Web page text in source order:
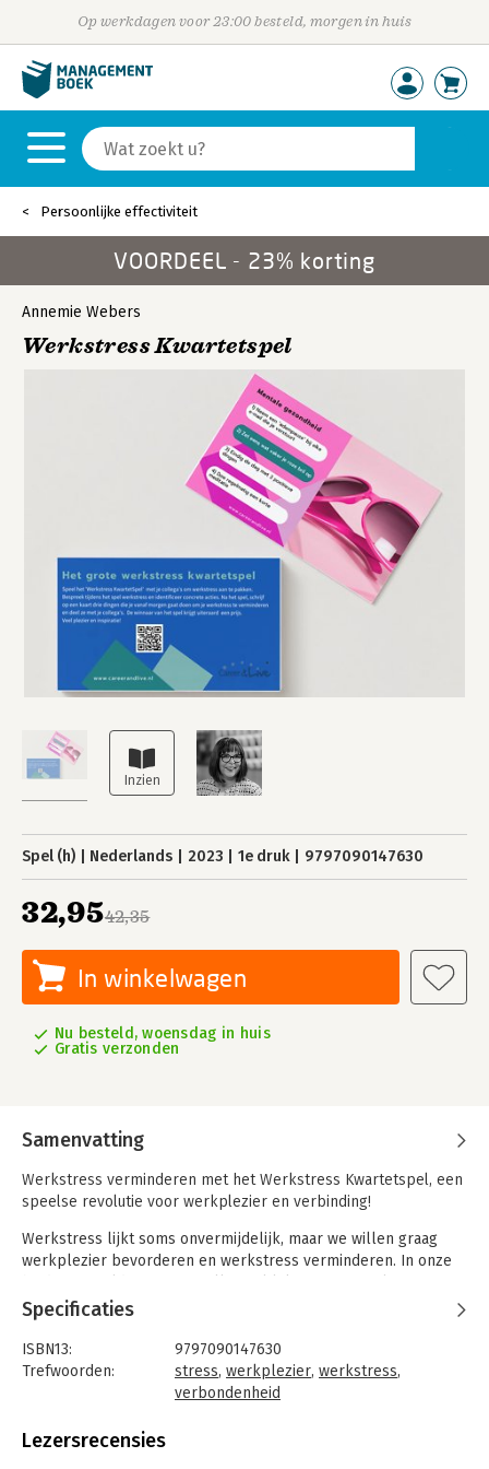
Op werkdagen voor 23:00 besteld, morgen in huis
Persoonlijke effectiviteit
VOORDEEL - 23% korting
Annemie Webers
Werkstress Kwartetspel
Spel (h) Nederlands 2023 1e druk 9797090147630
42,35
32,95
In winkelwagen
Nu besteld, woensdag in huis
Gratis verzonden
Samenvatting
Werkstress verminderen met het Werkstress Kwartetspel, een
speelse revolutie voor werkplezier en verbinding!
Werkstress lijkt soms onvermijdelijk, maar we willen graag
werkplezier bevorderen en werkstress verminderen. In onze
toenemende drukte, staan we op een cruciaal keerpunt.
Werkstress vormt een uitdaging, en het is nu de tijd om
gezamenlijk verandering teweeg te brengen. Onze missie reikt
verder dan conventionele benaderingen. We streven niet
“gewoon” naar het verminderen van werkstress, maar willen
van werkplezier en vitaliteit. Hoe dan? Het Werkstress
Specificaties
ISBN13:
9797090147630
Trefwoorden:
stress, werkplezier, werkstress,
verbondenheid
Bindwijze:
Lezersrecensies